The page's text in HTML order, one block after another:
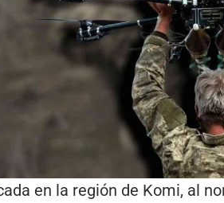
en la región de Komi, al